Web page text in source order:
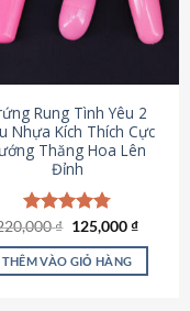
tùy
chọn
được
chọn
trên
trang
sản
phẩm
Rung Tình Yêu 2
Nhựa Kích Thích Cực
Thăng Hoa Lên
Đỉnh
Được xếp
hạng4.79
5 sao
₫ Giá
là:
220,000 ₫.
125,000₫Giá
tại
THÊM VÀO GIỎ HÀNG